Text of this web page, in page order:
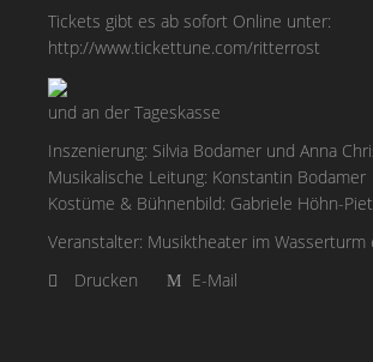
Tickets gibt es ab sofort Online unter:
http://www.tickettune.com/ritterrost
und an der Tageskasse
Inszenierung: Silvia Bodamer und Anna
Musikalische Leitung: Konstantin Bodamer
Kostüme & Bühnenbild: Gabriele Höhn-
Veranstalter: Musiktheater im Wasserturm
Drucken
E-Mail